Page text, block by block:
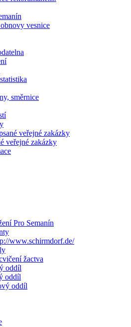
vesnice
směrnice
veřejné zakázky
veřejné zakázky
Pro Semanín
www.schirmdorf.de/
žactva
oddíl
oddíl
oddíl